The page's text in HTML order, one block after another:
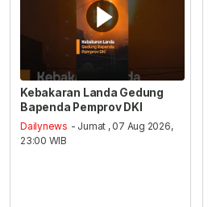
Kebakaran Landa Gedung
Bapenda Pemprov DKI
Dailynews - Jumat , 07 Aug 2026,
23:00 WIB